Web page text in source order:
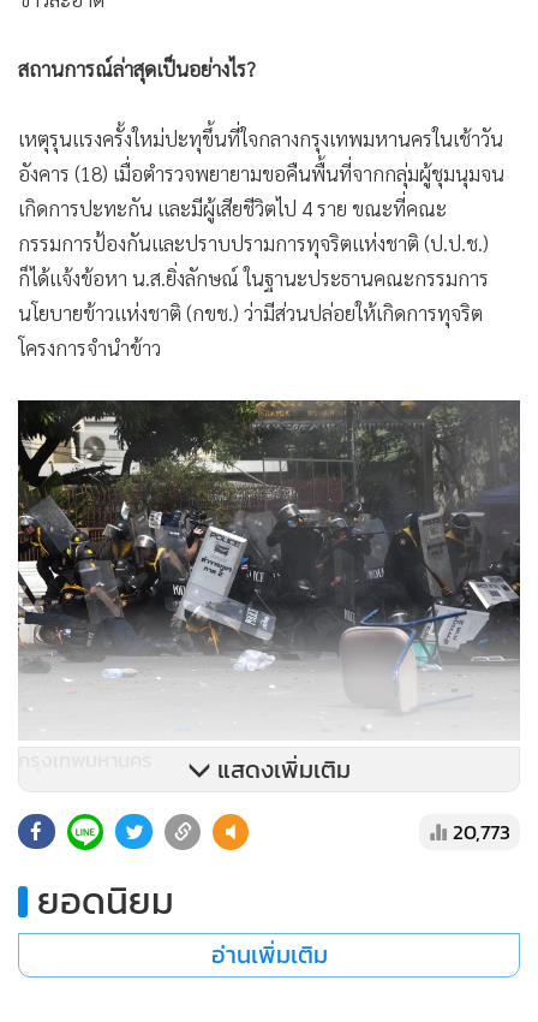
สถานการณ์ล่าสุดเป็นอย่างไร?
เหตุรุนแรงครั้งใหม่ปะทุขึ้นที่ใจกลางกรุงเทพมหานครในเช้าวัน
อังคาร (18) เมื่อตำรวจพยายามขอคืนพื้นที่จากกลุ่มผู้ชุมนุมจน
เกิดการปะทะกัน และมีผู้เสียชีวิตไป 4 ราย ขณะที่คณะ
กรรมการป้องกันและปราบปรามการทุจริตแห่งชาติ (ป.ป.ช.)
ก็ได้แจ้งข้อหา น.ส.ยิ่งลักษณ์ ในฐานะประธานคณะกรรมการ
นโยบายข้าวแห่งชาติ (กขช.) ว่ามีส่วนปล่อยให้เกิดการทุจริต
โครงการจำนำข้าว
แสดงเพิ่มเติม
20,773
ยอดนิยม
อ่านเพิ่มเติม